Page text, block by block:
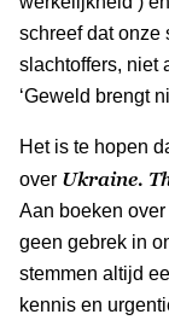
schreef dat onze
slachtoffers, niet
‘Geweld brengt
Het is te hopen
over Ukraine.
Aan boeken
geen gebrek in
stemmen altijd
kennis en